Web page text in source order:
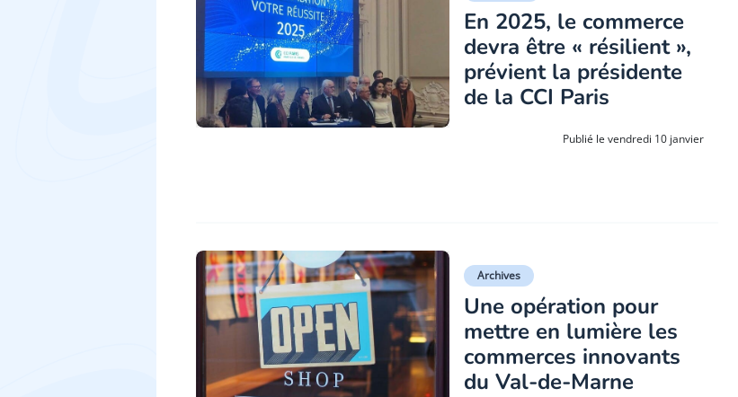
En 2025, le commerce
devra être « résilient »,
prévient la présidente
de la CCI Paris
Publié le vendredi 10 janvier
Archives
Une opération pour
mettre en lumière les
commerces innovants
du Val-de-Marne